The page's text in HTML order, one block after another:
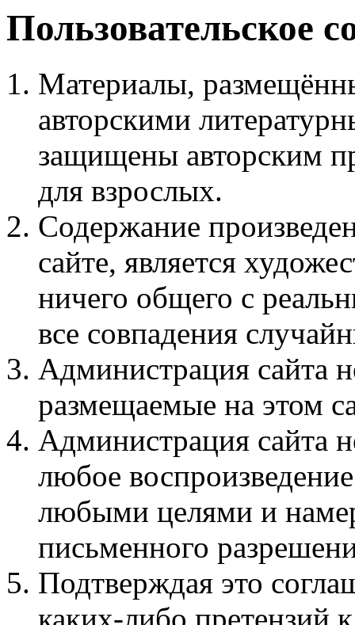
Пользовательское
Материалы,
авторскими
защищены авторским
для взрослых.
Содержание
сайте, является
ничего общего с
все совпадения
Администрация сайта
размещаемые на этом
Администрация сайта
любое
любыми целями и
письменного
Подтверждая это